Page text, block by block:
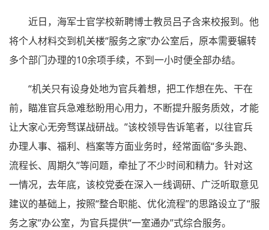
近日，海军士官学校新聘博士教员吕子含来校报到。他
将个人材料交到机关楼“服务之家”办公室后，原本需要辗转
多个部门办理的10余项手续，不到一小时便全部办结。
“机关只有设身处地为官兵着想，把工作想在先、干在
前，瞄准官兵急难愁盼用心用力，不断提升服务质效，才能
让大家心无旁骛谋战研战。”该校领导告诉笔者，以往官兵
办理人事、福利、档案等方面业务时，经常面临“多头跑、
流程长、周期久”等问题，牵扯了不少时间和精力。针对这
一情况，去年底，该校党委在深入一线调研、广泛听取意见
建议的基础上，按照“整合职能、优化流程”的思路设立了“服
务之家”办公室，为官兵提供“一室通办”式综合服务。